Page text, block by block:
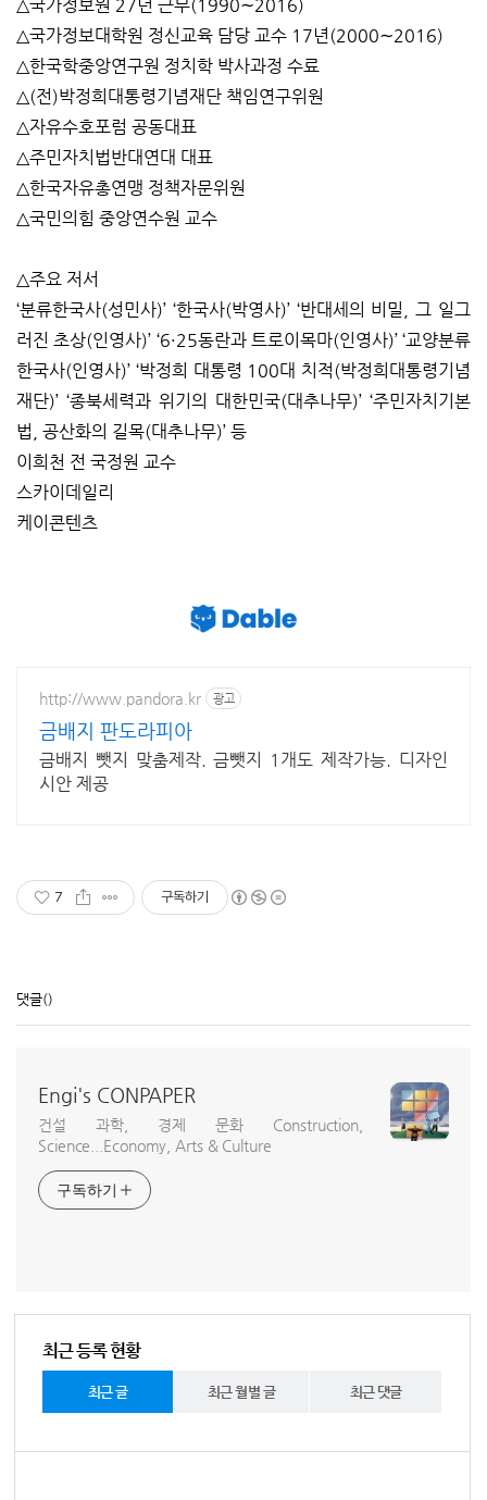
△국가정보원 27년 근무(1990∼2016)
△국가정보대학원 정신교육 담당 교수 17년(2000∼2016)
△한국학중앙연구원 정치학 박사과정 수료
△(전)박정희대통령기념재단 책임연구위원
△자유수호포럼 공동대표
△주민자치법반대연대 대표
△한국자유총연맹 정책자문위원
△국민의힘 중앙연수원 교수
△주요 저서
‘분류한국사(성민사)’ ‘한국사(박영사)’ ‘반대세의 비밀, 그 일그
러진 초상(인영사)’ ‘6·25동란과 트로이목마(인영사)’ ‘교양분류
한국사(인영사)’ ‘박정희 대통령 100대 치적(박정희대통령기념
재단)’ ‘종북세력과 위기의 대한민국(대추나무)’ ‘주민자치기본
법, 공산화의 길목(대추나무)’ 등
이희천 전 국정원 교수
스카이데일리
케이콘텐츠
http://www.pandora.kr 광고
금배지 판도라피아
금배지 뺏지 맞춤제작. 금뺏지 1개도 제작가능. 디자인
시안 제공
7 구독하기
댓글()
Engi's CONPAPER
건설 과학, 경제 문화 Construction,
Science...Economy, Arts & Culture
구독하기
최근 등록 현황
최근 글 최근 월별 글 최근 댓글